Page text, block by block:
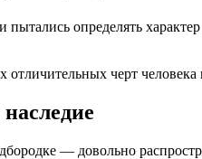
определять
черт
— довольно